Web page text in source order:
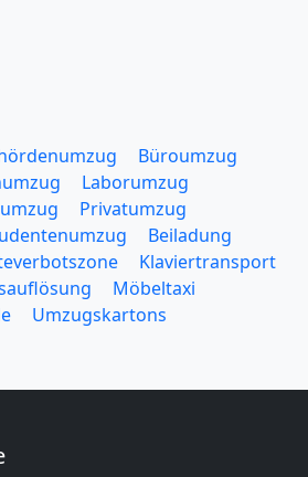
Büroumzug
Laborumzug
Privatumzug
Beiladung
Klaviertransport
Möbeltaxi
Umzugskartons